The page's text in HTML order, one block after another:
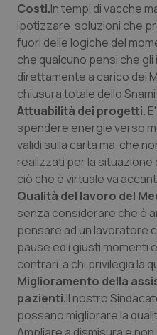
Valle D’Aosta
Veneto
Oncodermatologia
Oncoematologia
Oncologia &
Psoriasi & pelle
Quotidiano
Quotidiano
Quotidiano
Quotidiano
Rene & patologie
Costi.In tempi di vacche
ipotizzare soluzioni che
fuori delle logiche del
che qualcuno pensi che
direttamente a carico dei
chiusura totale dello Snami.
Attuabilità dei progetti.
spendere energie verso
validi sulla carta ma che
realizzati per la
ciò che è virtuale va
Qualità del lavoro del
senza considerare che è
pensare ad un lavoratore
pause ed i giusti momenti
contrari a chi privilegia la
Miglioramento della
pazienti.Il nostro
possano migliorare la